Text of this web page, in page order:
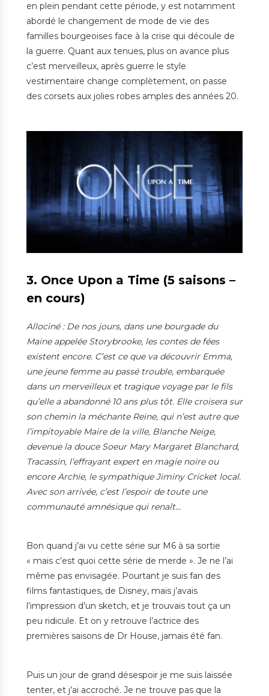
en plein pendant cette période, y est notamment
abordé le changement de mode de vie des
familles bourgeoises face à la crise qui découle de
la guerre. Quant aux tenues, plus on avance plus
c’est merveilleux, après guerre le style
vestimentaire change complètement, on passe
des corsets aux jolies robes amples des années 20.
3. Once Upon a Time (5 saisons –
en cours)
Allociné : De nos jours, dans une bourgade du
Maine appelée Storybrooke, les contes de fées
existent encore. C’est ce que va découvrir Emma,
une jeune femme au passé trouble, embarquée
dans un merveilleux et tragique voyage par le fils
qu’elle a abandonné 10 ans plus tôt. Elle croisera sur
son chemin la méchante Reine, qui n’est autre que
l’impitoyable Maire de la ville, Blanche Neige,
devenue la douce Soeur Mary Margaret Blanchard,
Tracassin, l’effrayant expert en magie noire ou
encore Archie, le sympathique Jiminy Cricket local.
Avec son arrivée, c’est l’espoir de toute une
communauté amnésique qui renaît…
Bon quand j’ai vu cette série sur M6 à sa sortie
« mais c’est quoi cette série de merde ». Je ne l’ai
même pas envisagée. Pourtant je suis fan des
films fantastiques, de Disney, mais j’avais
l’impression d’un sketch, et je trouvais tout ça un
peu ridicule. Et on y retrouve l’actrice des
premières saisons de Dr House, jamais été fan.
Puis un jour de grand désespoir je me suis laissée
tenter, et j’ai accroché. Je ne trouve pas que la